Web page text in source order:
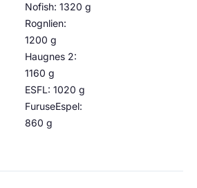
Nofish: 1320 g
Rognlien:
1200 g
Haugnes 2:
1160 g
ESFL: 1020 g
FuruseEspel:
860 g